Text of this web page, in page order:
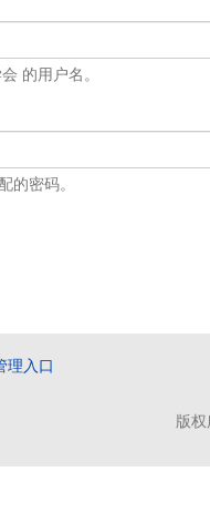
的用户名。
的密码。
理入口
版